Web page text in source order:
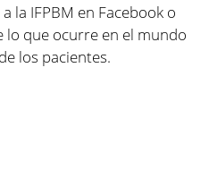
la IFPBM en Facebook o
lo que ocurre en el mundo
los pacientes.